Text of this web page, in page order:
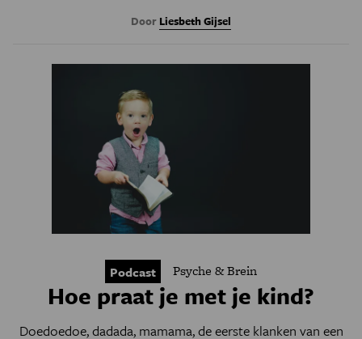
Door Liesbeth Gijsel
Podcast Psyche & Brein
Hoe praat je met je kind?
Doedoedoe, dadada, mamama, de eerste klanken van een